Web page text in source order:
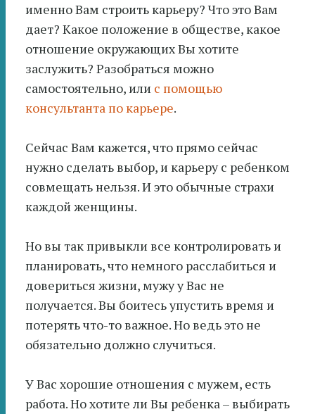
именно Вам строить карьеру? Что это Вам
дает? Какое положение в обществе, какое
отношение окружающих Вы хотите
заслужить? Разобраться можно
самостоятельно, или с помощью
консультанта по карьере.
Сейчас Вам кажется, что прямо сейчас
нужно сделать выбор, и карьеру с ребенком
совмещать нельзя. И это обычные страхи
каждой женщины.
Но вы так привыкли все контролировать и
планировать, что немного расслабиться и
довериться жизни, мужу у Вас не
получается. Вы боитесь упустить время и
потерять что-то важное. Но ведь это не
обязательно должно случиться.
У Вас хорошие отношения с мужем, есть
работа. Но хотите ли Вы ребенка – выбирать